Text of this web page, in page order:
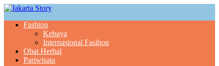
Fashion
Kebaya
Internasional Fasihon
Obat Herbal
Pariwisata